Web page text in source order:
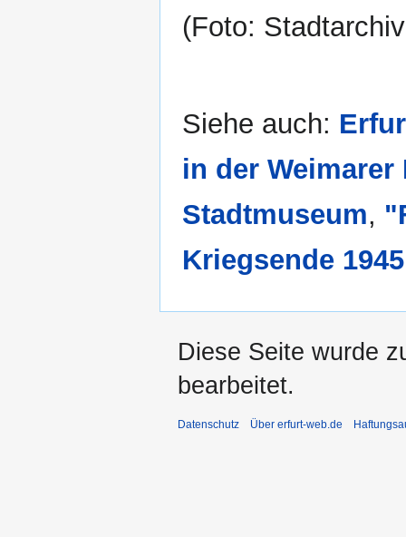
(Foto:
Siehe auch:
in der Weimarer
Stadtmuseum,
Kriegsende 1945
Diese Seite wurde
bearbeitet.
Datenschutz Über erfurt-web.de